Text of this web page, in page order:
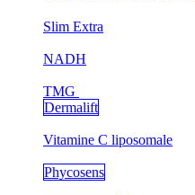
Slim Extra
NADH
TMG
Dermalift
Vitamine C liposomale
Phycosens